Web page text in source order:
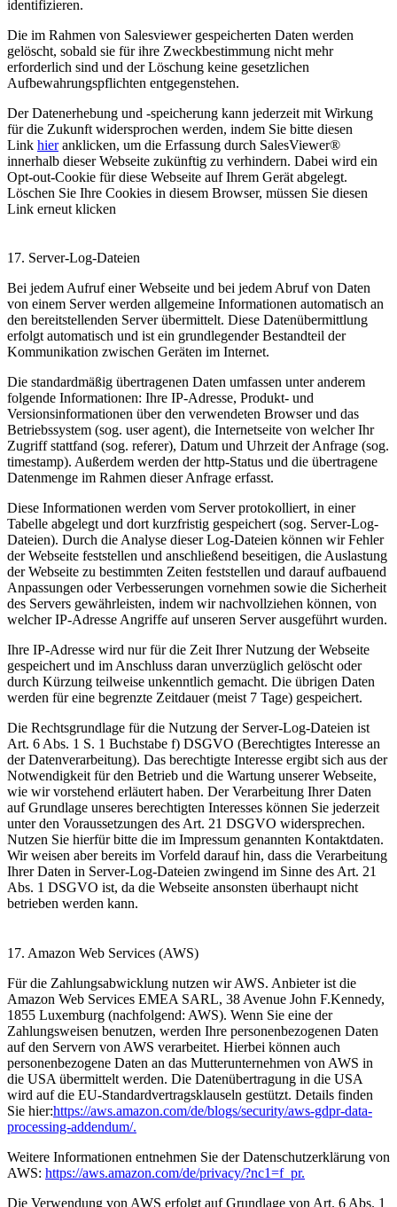
identifizieren.
Die im Rahmen von Salesviewer gespeicherten Daten werden
gelöscht, sobald sie für ihre Zweckbestimmung nicht mehr
erforderlich sind und der Löschung keine gesetzlichen
Aufbewahrungspflichten entgegenstehen.
Der Datenerhebung und -speicherung kann jederzeit mit Wirkung
für die Zukunft widersprochen werden, indem Sie bitte diesen
Link hieranklicken, um die Erfassung durch SalesViewer®
innerhalb dieser Webseite zukünftig zu verhindern. Dabei wird ein
Opt-out-Cookie für diese Webseite auf Ihrem Gerät abgelegt.
Löschen Sie Ihre Cookies in diesem Browser, müssen Sie diesen
Link erneut klicken
17. Server-Log-Dateien
Bei jedem Aufruf einer Webseite und bei jedem Abruf von Daten
von einem Server werden allgemeine Informationen automatisch an
den bereitstellenden Server übermittelt. Diese Datenübermittlung
erfolgt automatisch und ist ein grundlegender Bestandteil der
Kommunikation zwischen Geräten im Internet.
Die standardmäßig übertragenen Daten umfassen unter anderem
folgende Informationen: Ihre IP-Adresse, Produkt- und
Versionsinformationen über den verwendeten Browser und das
Betriebssystem (sog. user agent), die Internetseite von welcher Ihr
Zugriff stattfand (sog. referer), Datum und Uhrzeit der Anfrage (sog.
timestamp). Außerdem werden der http-Status und die übertragene
Datenmenge im Rahmen dieser Anfrage erfasst.
Diese Informationen werden vom Server protokolliert, in einer
Tabelle abgelegt und dort kurzfristig gespeichert (sog. Server-Log-
Dateien). Durch die Analyse dieser Log-Dateien können wir Fehler
der Webseite feststellen und anschließend beseitigen, die Auslastung
der Webseite zu bestimmten Zeiten feststellen und darauf aufbauend
Anpassungen oder Verbesserungen vornehmen sowie die Sicherheit
des Servers gewährleisten, indem wir nachvollziehen können, von
welcher IP-Adresse Angriffe auf unseren Server ausgeführt wurden.
Ihre IP-Adresse wird nur für die Zeit Ihrer Nutzung der Webseite
gespeichert und im Anschluss daran unverzüglich gelöscht oder
durch Kürzung teilweise unkenntlich gemacht. Die übrigen Daten
werden für eine begrenzte Zeitdauer (meist 7 Tage) gespeichert.
Die Rechtsgrundlage für die Nutzung der Server-Log-Dateien ist
Art. 6 Abs. 1 S. 1 Buchstabe f) DSGVO (Berechtigtes Interesse an
der Datenverarbeitung). Das berechtigte Interesse ergibt sich aus der
Notwendigkeit für den Betrieb und die Wartung unserer Webseite,
wie wir vorstehend erläutert haben. Der Verarbeitung Ihrer Daten
auf Grundlage unseres berechtigten Interesses können Sie jederzeit
unter den Voraussetzungen des Art. 21 DSGVO widersprechen.
Nutzen Sie hierfür bitte die im Impressum genannten Kontaktdaten.
Wir weisen aber bereits im Vorfeld darauf hin, dass die Verarbeitung
Ihrer Daten in Server-Log-Dateien zwingend im Sinne des Art. 21
Abs. 1 DSGVO ist, da die Webseite ansonsten überhaupt nicht
betrieben werden kann.
17. Amazon Web Services (AWS)
Für die Zahlungsabwicklung nutzen wir AWS. Anbieter ist die
Amazon Web Services EMEA SARL, 38 Avenue John F.Kennedy,
1855 Luxemburg (nachfolgend: AWS). Wenn Sie eine der
Zahlungsweisen benutzen, werden Ihre personenbezogenen Daten
auf den Servern von AWS verarbeitet. Hierbei können auch
personenbezogene Daten an das Mutterunternehmen von AWS in
die USA übermittelt werden. Die Datenübertragung in die USA
wird auf die EU-Standardvertragsklauseln gestützt. Details finden
Sie hier:https://aws.amazon.com/de/blogs/security/aws-gdpr-data-
processing-addendum/.
Weitere Informationen entnehmen Sie der Datenschutzerklärung von
AWS: https://aws.amazon.com/de/privacy/?nc1=f_pr.
Die Verwendung von AWS erfolgt auf Grundlage von Art. 6 Abs. 1